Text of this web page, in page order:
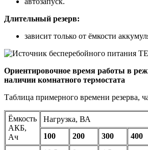
Длительный резерв:
зависит только от ёмкости
Ориентировочное время работы в
наличии комнатного термостата
Таблица примерного времени резерва,
Ёмкость
АКБ,
Ач
Нагрузка, ВА
100
200 300 400